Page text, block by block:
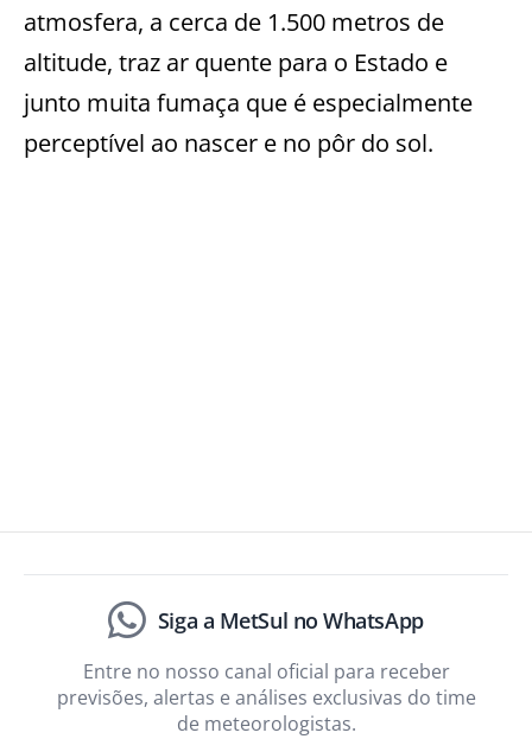
atmosfera, a cerca de 1.500 metros de
altitude, traz ar quente para o Estado e
junto muita fumaça que é especialmente
perceptível ao nascer e no pôr do sol.
Siga a MetSul no WhatsApp
Entre no nosso canal oficial para receber
previsões, alertas e análises exclusivas do time
de meteorologistas.